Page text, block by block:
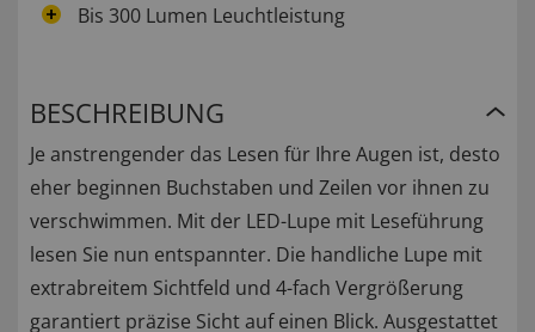
Bis 300 Lumen Leuchtleistung
BESCHREIBUNG
Je anstrengender das Lesen für Ihre Augen ist, desto
eher beginnen Buchstaben und Zeilen vor ihnen zu
verschwimmen. Mit der LED-Lupe mit Leseführung
lesen Sie nun entspannter. Die handliche Lupe mit
extrabreitem Sichtfeld und 4-fach Vergrößerung
garantiert präzise Sicht auf einen Blick. Ausgestattet